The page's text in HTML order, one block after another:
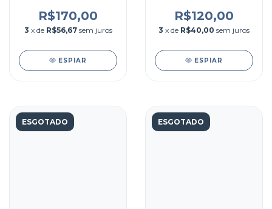
R$170,00
3 x de R$56,67 sem juros
ESPIAR
R$120,00
3 x de R$40,00 sem juros
ESPIAR
ESGOTADO ESGOTADO